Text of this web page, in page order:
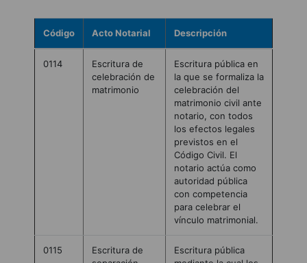
Código Acto Notarial Descripción
0114
Escritura de
celebración de
matrimonio
Escritura pública en
la que se formaliza la
celebración del
matrimonio civil ante
notario, con todos
los efectos legales
previstos en el
Código Civil. El
notario actúa como
autoridad pública
con competencia
para celebrar el
vínculo matrimonial.
0115
Escritura de
Escritura pública